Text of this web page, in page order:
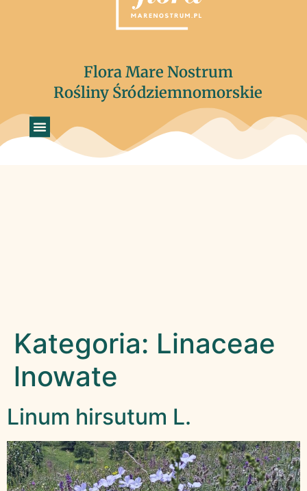
Flora Mare Nostrum
Rośliny Śródziemnomorskie
Kategoria: Linaceae
lnowate
Linum hirsutum L.